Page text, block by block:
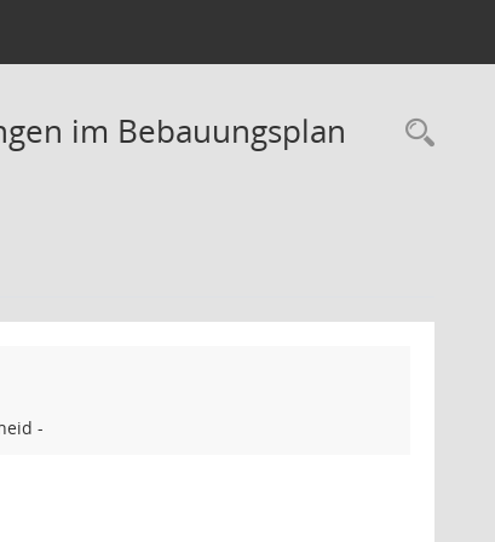
im Bebauungsplan
-